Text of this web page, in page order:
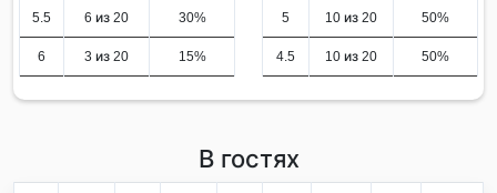
5.5 6 из 20 30%
6 3 из 20 15%
5 10 из 20 50%
4.5 10 из 20 50%
В гостях